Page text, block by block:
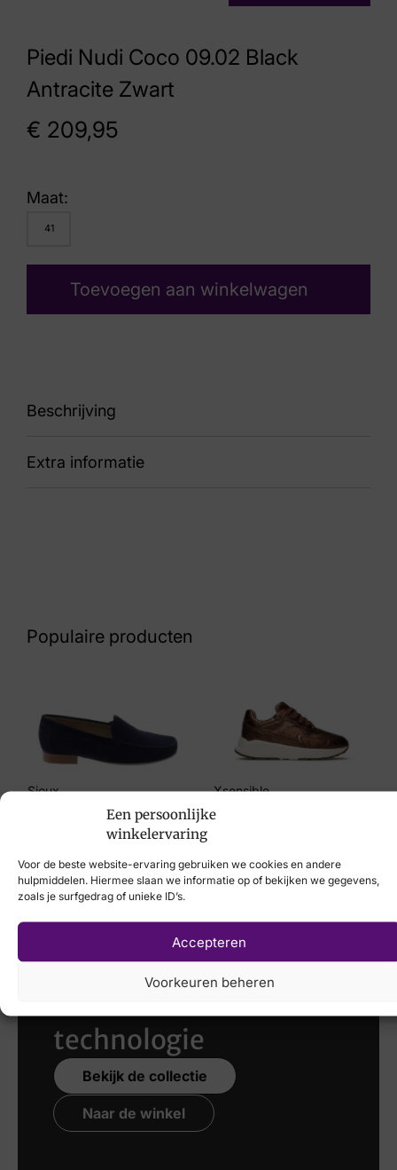
Een persoonlijke
winkelervaring
Voor de beste website-ervaring gebruiken we cookies en andere
hulpmiddelen. Hiermee slaan we informatie op of bekijken we gegevens,
zoals je surfgedrag of unieke ID’s.
Accepteren
Voorkeuren beheren
Piedi Nudi Coco 09.02 Black
Antracite Zwart
€ 209,95
Maat:
41
Toevoegen aan winkelwagen
Beschrijving
90 Coco 09.02 Black Antracite H
Extra informatie
Merk
Piedi Nudi
Artikelnummer
Coco 09.02 Black Antracite
H
Populaire producten
Sioux
Xsensible
€
Laat uw voeten
scannenmet de
technologie
Bekijk de collectie
Naar de winkel